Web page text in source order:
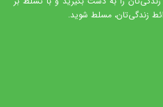
زندگی‌تان، مسلط شوید.